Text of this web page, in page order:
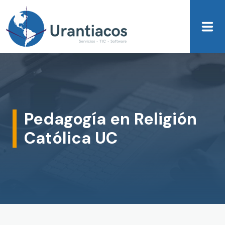
Skip to main content
Pedagogía en Religión
Católica UC